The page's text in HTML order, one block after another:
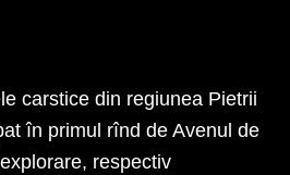
carstice din regiunea Pietrii
în primul rînd de Avenul de
respectiv